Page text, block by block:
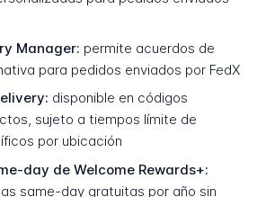
Manager: permite acuerdos de
para pedidos enviados por FedX
disponible en códigos
sujeto a tiempos límite de
por ubicación
day de Welcome Rewards+:
same-day gratuitas por año sin